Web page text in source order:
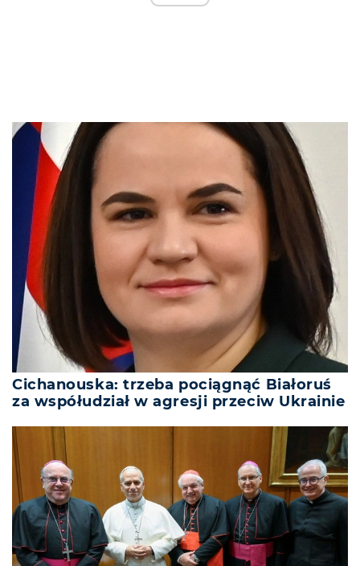
Cichanouska: trzeba pociągnąć Białoruś
za współudział w agresji przeciw Ukrainie